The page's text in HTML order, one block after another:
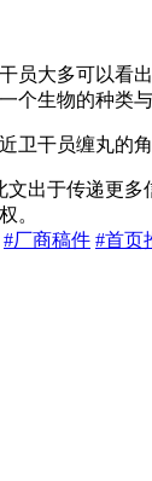
员大多可以
个生物的种类
卫干员缠丸的角
文出于传递更
。
#厂商稿件 #首页